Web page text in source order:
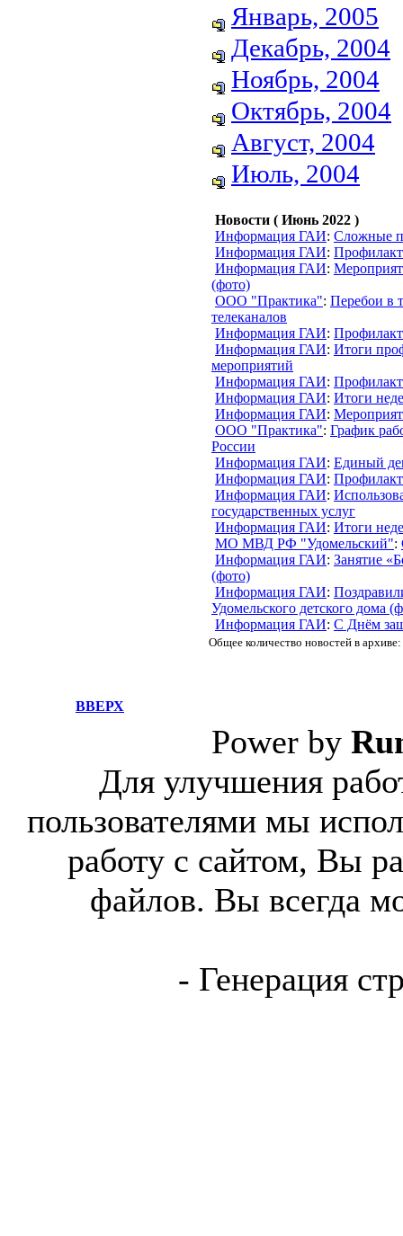
Январь, 2005
Декабрь, 2004
Ноябрь, 2004
Октябрь, 2004
Август, 2004
Июль, 2004
Новости ( Июнь 2022 )
Информация ГАИ: Сложные
Информация ГАИ:
Информация ГАИ:
(фото)
ООО "Практика": Перебои в
телеканалов
Информация ГАИ:
Информация ГАИ: Итоги
мероприятий
Информация ГАИ:
Информация ГАИ: Итоги
Информация ГАИ:
ООО "Практика": График
России
Информация ГАИ: Единый
Информация ГАИ:
Информация ГАИ:
государственных услуг
Информация ГАИ: Итоги
МО МВД РФ "Удомельский":
Информация ГАИ: Занятие
(фото)
Информация ГАИ:
Удомельского детского дома
Информация ГАИ: С Днём
Общее количество новостей в
ВВЕРХ
Power by
Для улучшения
пользователями мы
работу с сайтом, Вы
файлов. Вы всегда
- Генерация